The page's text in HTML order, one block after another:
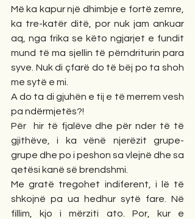
Më ka kapur një dhimbje e fortë zemre,
ka tre-katër ditë, por nuk jam ankuar
aq, nga frika se këto ngjarjet e fundit
mund të ma sjellin të përndriturin para
syve. Nuk di çfarë do të bëj po ta shoh
me sytë e mi.
A do ta di gjuhën e tij e të merrem vesh
pa ndërmjetës?!
Për  hir të fjalëve dhe për nder të të
gjithëve, i ka vënë njerëzit grupe-
grupe dhe po i peshon sa vlejnë dhe sa
qetësi kanë së brendshmi.
Me gratë tregohet indiferent, i lë të
shkojnë pa ua hedhur sytë fare. Në
fillim, kjo i mërziti ato. Por, kur e